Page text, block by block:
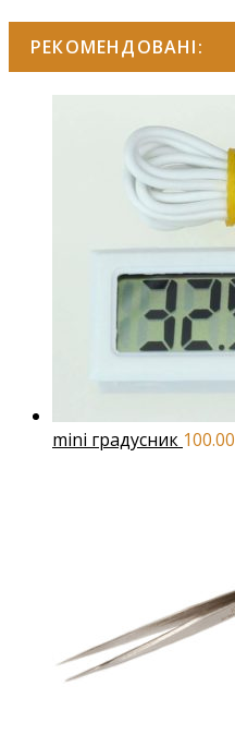
РЕКОМЕНДОВАНІ:
mini градусник 100.00